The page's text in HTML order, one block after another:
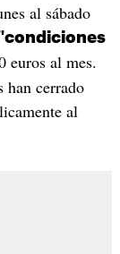
al sábado
euros al mes.
han cerrado
al